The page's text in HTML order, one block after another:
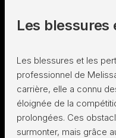
Les blessures
Les blessures et les
professionnel de
carrière, elle a connu
éloignée de la
prolongées. Ces
surmonter, mais grâce